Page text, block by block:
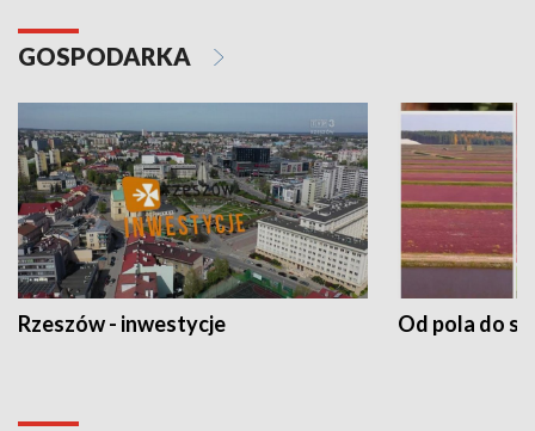
GOSPODARKA
Rzeszów - inwestycje Od pola do